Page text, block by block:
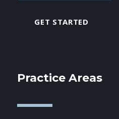
GET STARTED
Practice Areas